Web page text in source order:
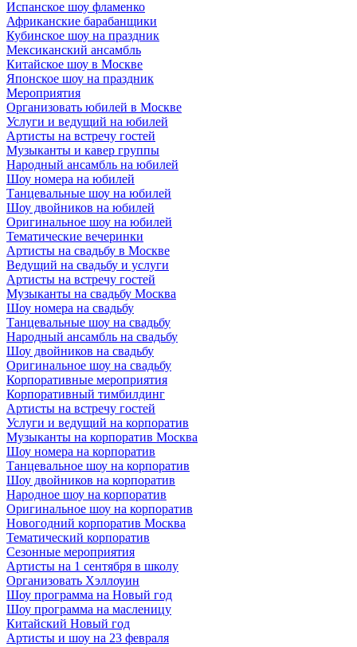
Испанское шоу фламенко
Африканские барабанщики
Кубинское шоу на праздник
Мексиканский ансамбль
Китайское шоу в Москве
Японское шоу на праздник
Мероприятия
Организовать юбилей в Москве
Услуги и ведущий на юбилей
Артисты на встречу гостей
Музыканты и кавер группы
Народный ансамбль на юбилей
Шоу номера на юбилей
Танцевальные шоу на юбилей
Шоу двойников на юбилей
Оригинальное шоу на юбилей
Тематические вечеринки
Артисты на свадьбу в Москве
Ведущий на свадьбу и услуги
Артисты на встречу гостей
Музыканты на свадьбу Москва
Шоу номера на свадьбу
Танцевальные шоу на свадьбу
Народный ансамбль на свадьбу
Шоу двойников на свадьбу
Оригинальное шоу на свадьбу
Корпоративные мероприятия
Корпоративный тимбилдинг
Артисты на встречу гостей
Услуги и ведущий на корпоратив
Музыканты на корпоратив Москва
Шоу номера на корпоратив
Танцевальное шоу на корпоратив
Шоу двойников на корпоратив
Народное шоу на корпоратив
Оригинальное шоу на корпоратив
Новогодний корпоратив Москва
Тематический корпоратив
Сезонные мероприятия
Артисты на 1 сентября в школу
Организовать Хэллоуин
Шоу программа на Новый год
Шоу программа на масленицу
Китайский Новый год
Артисты и шоу на 23 февраля